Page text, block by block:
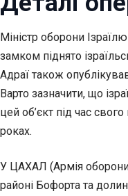
Міністр оборони
замком піднято
Адраї також
Варто зазначити, що
цей об’єкт під час
роках.
У ЦАХАЛ (Армія
районі Бофорта та